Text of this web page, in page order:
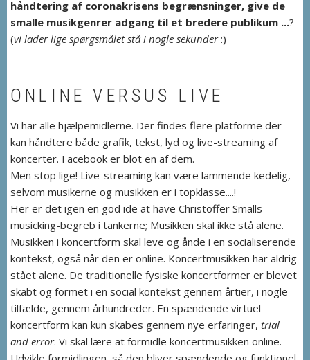
håndtering af coronakrisens begrænsninger, give de
smalle musikgenrer adgang til et bredere publikum ...?
(vi lader lige spørgsmålet stå i nogle sekunder:)
ONLINE VERSUS LIVE
Vi har alle hjælpemidlerne. Der findes flere platforme der
kan håndtere både grafik, tekst, lyd og live-streaming af
koncerter. Facebook er blot en af dem.
Men stop lige! Live-streaming kan være lammende kedelig,
selvom musikerne og musikken er i topklasse....!
Her er det igen en god ide at have Christoffer Smalls
musicking-begreb i tankerne; Musikken skal ikke stå alene.
Musikken i koncertform skal leve og ånde i en socialiserende
kontekst, også når den er online. Koncertmusikken har aldrig
stået alene. De traditionelle fysiske koncertformer er blevet
skabt og formet i en social kontekst gennem årtier, i nogle
tilfælde, gennem århundreder. En spændende virtuel
koncertform kan kun skabes gennem nye erfaringer, trial
and error. Vi skal lære at formidle koncertmusikken online.